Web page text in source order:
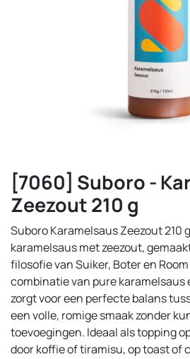
[7060] Suboro -
Zeezout 210 g
Suboro Karamelsaus Zeezout 210
karamelsaus met zeezout,
filosofie van Suiker, Boter en
combinatie van pure karamelsaus
zorgt voor een perfecte balans
een volle, romige smaak zonder
toevoegingen. Ideaal als topping
door koffie of tiramisu, op toast of